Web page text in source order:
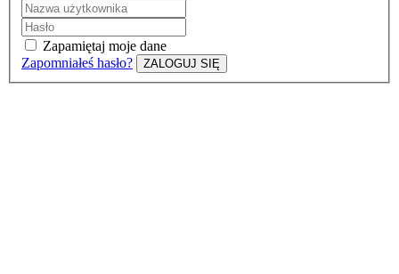
Zapamiętaj moje dane
Zapomniałeś hasło?
ZALOGUJ SIĘ